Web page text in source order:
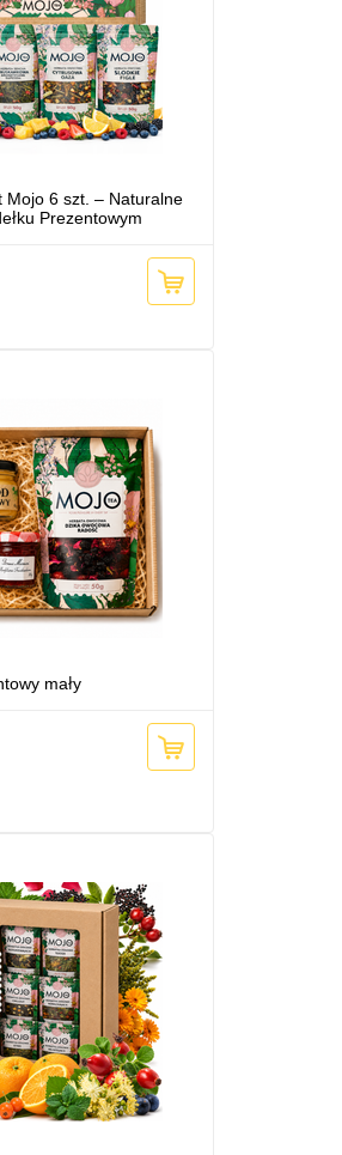
Mojo 6 szt. – Naturalne
Prezentowym
mały